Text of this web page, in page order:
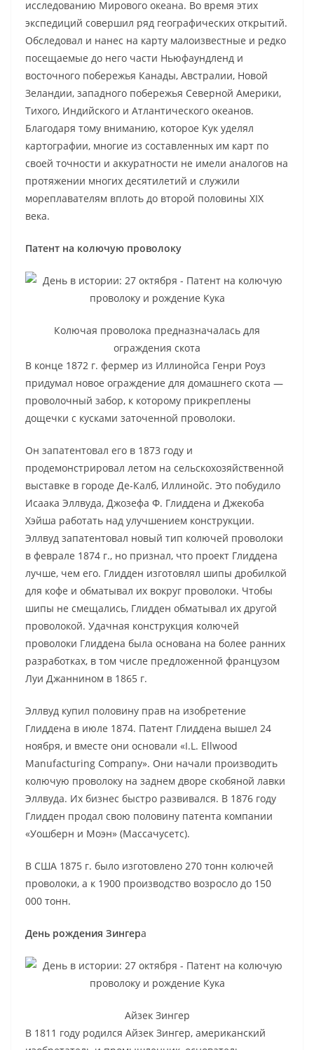
исследованию Мирового океана. Во время этих
экспедиций совершил ряд географических открытий.
Обследовал и нанес на карту малоизвестные и редко
посещаемые до него части Ньюфаундленд и
восточного побережья Канады, Австралии, Новой
Зеландии, западного побережья Северной Америки,
Тихого, Индийского и Атлантического океанов.
Благодаря тому вниманию, которое Кук уделял
картографии, многие из составленных им карт по
своей точности и аккуратности не имели аналогов на
протяжении многих десятилетий и служили
мореплавателям вплоть до второй половины XIX
века.
Патент на колючую проволоку
Колючая проволока предназначалась для
ограждения скота
В конце 1872 г. фермер из Иллинойса Генри Роуз
придумал новое ограждение для домашнего скота —
проволочный забор, к которому прикреплены
дощечки с кусками заточенной проволоки.
Он запатентовал его в 1873 году и
продемонстрировал летом на сельскохозяйственной
выставке в городе Де-Калб, Иллинойс. Это побудило
Исаака Эллвуда, Джозефа Ф. Глиддена и Джекоба
Хэйша работать над улучшением конструкции.
Эллвуд запатентовал новый тип колючей проволоки
в феврале 1874 г., но признал, что проект Глиддена
лучше, чем его. Глидден изготовлял шипы дробилкой
для кофе и обматывал их вокруг проволоки. Чтобы
шипы не смещались, Глидден обматывал их другой
проволокой. Удачная конструкция колючей
проволоки Глиддена была основана на более ранних
разработках, в том числе предложенной французом
Луи Джаннином в 1865 г.
Эллвуд купил половину прав на изобретение
Глиддена в июле 1874. Патент Глиддена вышел 24
ноября, и вместе они основали «I.L. Ellwood
Manufacturing Company». Они начали производить
колючую проволоку на заднем дворе скобяной лавки
Эллвуда. Их бизнес быстро развивался. В 1876 году
Глидден продал свою половину патента компании
«Уошберн и Моэн» (Массачусетс).
В США 1875 г. было изготовлено 270 тонн колючей
проволоки, а к 1900 производство возросло до 150
000 тонн.
День рождения Зингера
Айзек Зингер
В 1811 году родился Айзек Зингер, американский